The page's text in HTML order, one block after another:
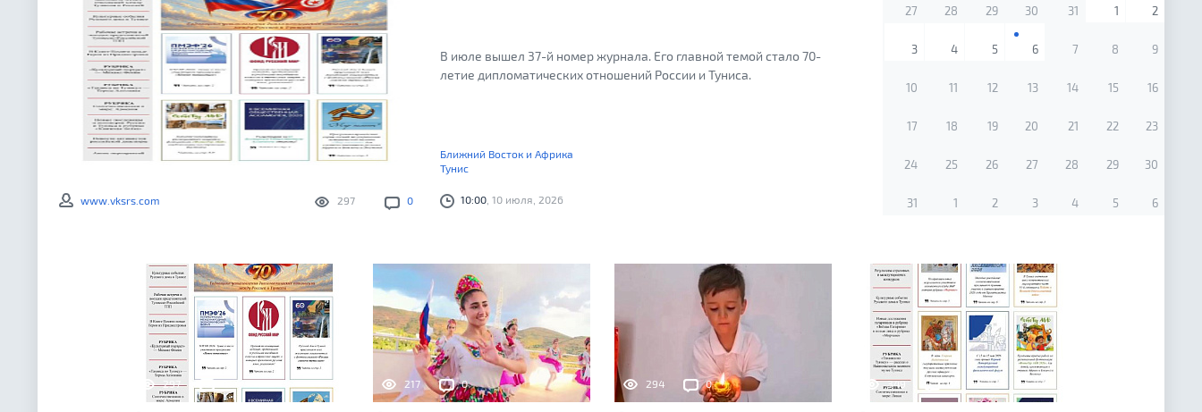
297 0
www.vksrs.com
В июле вышел 37-й номер журнала. Его главной темой стало 70-
летие дипломатических отношений России и Туниса.
Ближний Восток и Африка
Тунис
10:00 , 10 июля, 2026
27 28 29 30 31 1 2
3 4 5 6 7 8 9
10 11 12 13 14 15 16
17 18 19 20 21 22 23
24 25 26 27 28 29 30
31 1 2 3 4 5 6
297 0 217 0 294 0 349 0